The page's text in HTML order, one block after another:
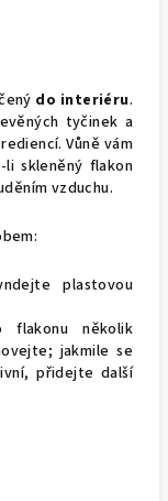
do interiéru.
tyčinek a
Vůně vám
skleněný flakon
vzduchu.
plastovou
několik
jakmile se
přidejte další